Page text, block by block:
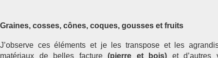
Graines, cosses, cônes, coques, gousses et fruits
J’observe ces éléments et je les transpose et les
matériaux de belles facture(pierre et bois) et d’autres